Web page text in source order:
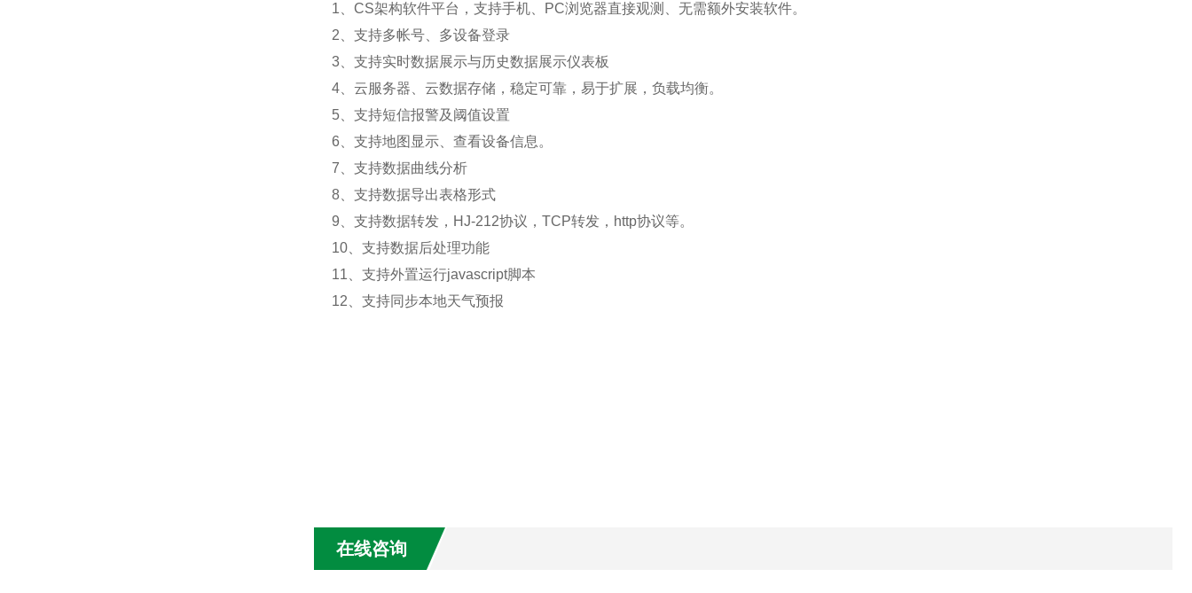
1、CS架构软件平台，支持手机、PC浏览器直接观测、无需额外安装软件。
2、支持多帐号、多设备登录
3、支持实时数据展示与历史数据展示仪表板
4、云服务器、云数据存储，稳定可靠，易于扩展，负载均衡。
5、支持短信报警及阈值设置
6、支持地图显示、查看设备信息。
7、支持数据曲线分析
8、支持数据导出表格形式
9、支持数据转发，HJ-212协议，TCP转发，http协议等。
10、支持数据后处理功能
11、支持外置运行javascript脚本
12、支持同步本地天气预报
在线咨询